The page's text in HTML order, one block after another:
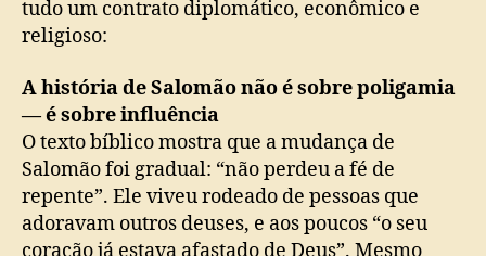
tudo um contrato diplomático, econômico e
religioso:
A história de Salomão não é sobre poligamia
— é sobre influência
O texto bíblico mostra que a mudança de
Salomão foi gradual: “não perdeu a fé de
repente”. Ele viveu rodeado de pessoas que
adoravam outros deuses, e aos poucos “o seu
coração já estava afastado de Deus”. Mesmo